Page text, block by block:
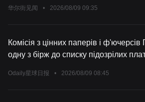
华尔街见闻 • 2026/08/09 09:35
Комісія з цінних паперів і ф'ючерсів
одну з бірж до списку підозрілих
Odaily星球日报 • 2026/08/09 08:45